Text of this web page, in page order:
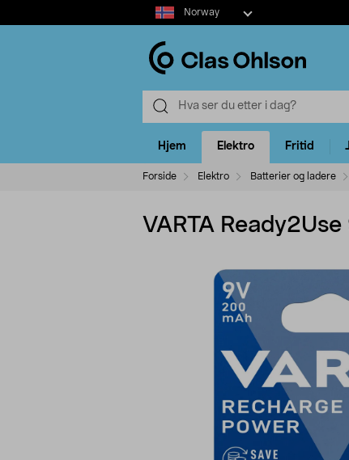
Select
market
Norway
Hjem Elektro Fritid
Forside Elektro Batterier og ladere
VARTA